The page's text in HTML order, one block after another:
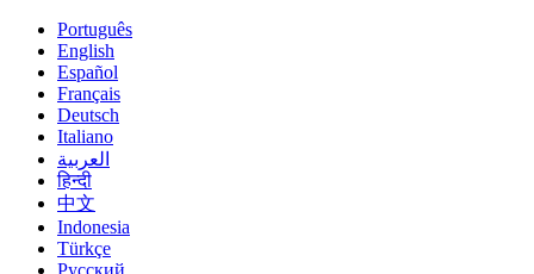
Português
English
Español
Français
Deutsch
Italiano
العربية
हिन्दी
中文
Indonesia
Türkçe
Русский